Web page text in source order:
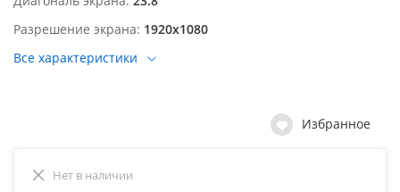
Разрешение экрана 1920х1080
Все характеристики
Избранное
Нет в наличии